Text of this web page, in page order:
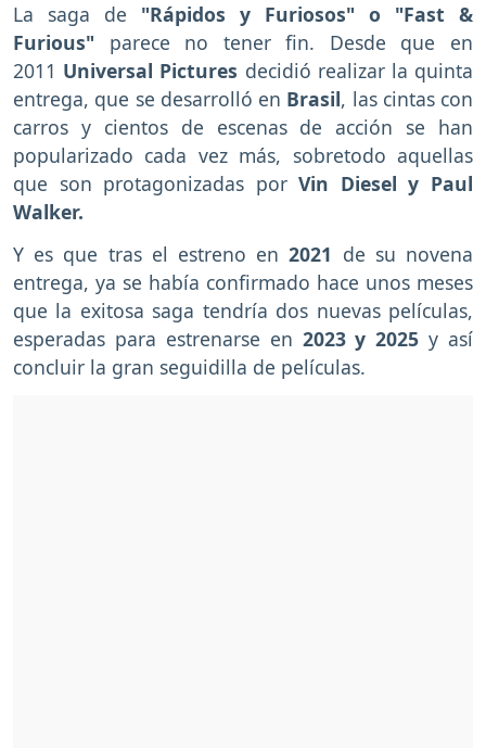
La saga de "Rápidos y Furiosos" o "Fast &
Furious" parece no tener fin. Desde que en
2011 Universal Pictures decidió realizar la quinta
entrega, que se desarrolló en Brasil, las cintas con
carros y cientos de escenas de acción se han
popularizado cada vez más, sobretodo aquellas
que son protagonizadas porVin Diesel y Paul
Walker.
Y es que tras el estreno en 2021 de su novena
entrega, ya se había confirmado hace unos meses
que la exitosa saga tendría dos nuevas películas,
esperadas para estrenarse en 2023 y 2025 y así
concluir la gran seguidilla de películas.